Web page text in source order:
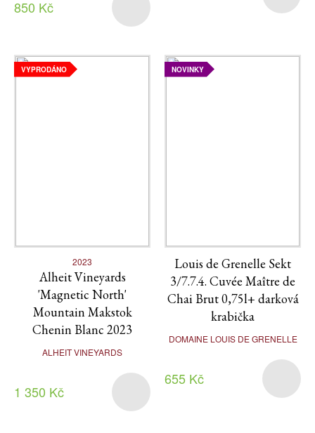
850 Kč
VYPRODÁNO
2023
Alheit Vineyards
'Magnetic North'
Mountain Makstok
Chenin Blanc 2023
ALHEIT VINEYARDS
1 350 Kč
NOVINKY
Louis de Grenelle Sekt
3/7.7.4. Cuvée Maître de
Chai Brut 0,75l+ darková
krabička
DOMAINE LOUIS DE GRENELLE
655 Kč